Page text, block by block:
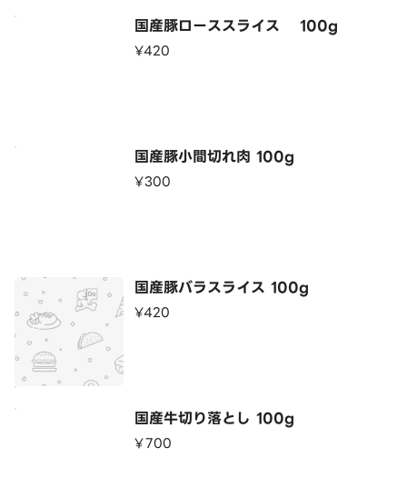
国産豚ローススライス 100g
¥420
国産豚小間切れ肉 100g
¥300
国産豚バラスライス 100g
¥420
国産牛切り落とし 100g
¥700